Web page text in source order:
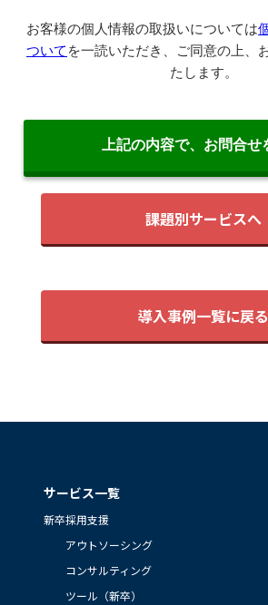
課題別サービスへ
導入事例一覧に戻る
サービス一覧
新卒採用支援
アウトソーシング
コンサルティング
ツール（新卒）